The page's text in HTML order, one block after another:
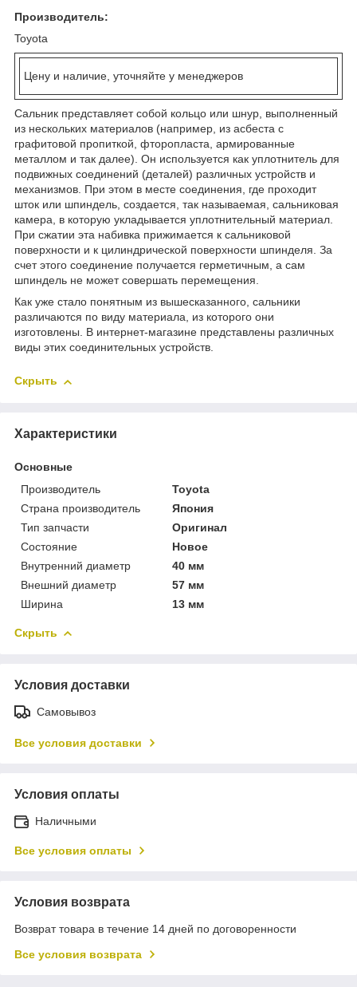
Производитель:
Toyota
Цену и наличие, уточняйте у менеджеров
Сальник представляет собой кольцо или шнур, выполненный
из нескольких материалов (например, из асбеста с
графитовой пропиткой, фторопласта, армированные
металлом и так далее). Он используется как уплотнитель для
подвижных соединений (деталей) различных устройств и
механизмов. При этом в месте соединения, где проходит
шток или шпиндель, создается, так называемая, сальниковая
камера, в которую укладывается уплотнительный материал.
При сжатии эта набивка прижимается к сальниковой
поверхности и к цилиндрической поверхности шпинделя. За
счет этого соединение получается герметичным, а сам
шпиндель не может совершать перемещения.
Как уже стало понятным из вышесказанного, сальники
различаются по виду материала, из которого они
изготовлены. В интернет-магазине представлены различных
виды этих соединительных устройств.
Скрыть
Характеристики
Основные
Производитель
Toyota
Страна производитель
Япония
Тип запчасти
Оригинал
Состояние
Новое
Внутренний диаметр
40 мм
Внешний диаметр
57 мм
Ширина
13 мм
Скрыть
Условия доставки
Самовывоз
Все условия доставки
Условия оплаты
Наличными
Все условия оплаты
Условия возврата
Возврат товара в течение 14 дней по договоренности
Все условия возврата